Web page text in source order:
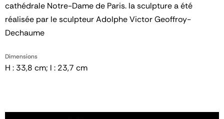
cathédrale Notre-Dame de Paris. la sculpture a été
réalisée par le sculpteur Adolphe Victor Geoffroy-
Dechaume
Dimensions
H : 33,8 cm; l : 23,7 cm